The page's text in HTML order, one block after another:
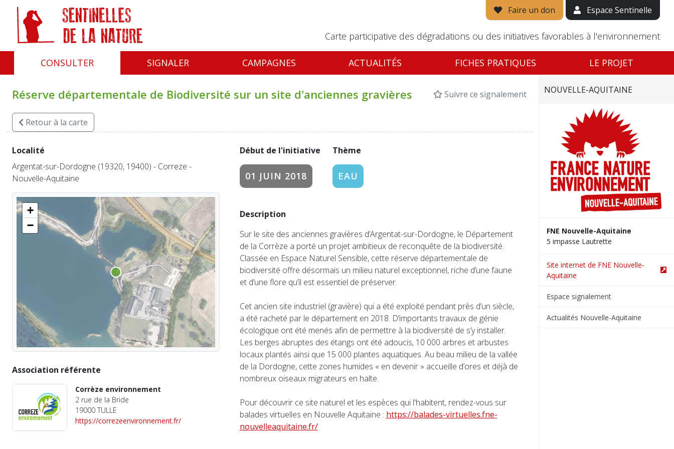
Faire un don Espace Sentinelle
Carte participative des dégradations ou des initiatives favorables à l'environnement
CONSULTER SIGNALER CAMPAGNES ACTUALITÉS FICHES PRATIQUES LE PROJET
Réserve départementale de Biodiversité sur un site d'anciennes gravières Suivre ce signalement
Retourà la carte
Début de l'initiative
01 JUIN 2018
Thème
EAU
Description
Sur le site des anciennes gravières d’Argentat-sur-Dordogne, le Département
de la Corrèze a porté un projet ambitieux de reconquête de la biodiversité.
Classée en Espace Naturel Sensible, cette réserve départementale de
biodiversité offre désormais un milieu naturel exceptionnel, riche d’une faune
et d’une flore qu’il est essentiel de préserver.
Cet ancien site industriel (gravière) qui a été exploité pendant près d’un siècle,
a été racheté par le département en 2018. D’importants travaux de génie
écologique ont été menés afin de permettre à la biodiversité de s’y installer.
Les berges abruptes des étangs ont été adoucis, 10 000 arbres et arbustes
locaux plantés ainsi que 15 000 plantes aquatiques. Au beau milieu de la vallée
de la Dordogne, cette zones humides « en devenir » accueille d’ores et déjà de
nombreux oiseaux migrateurs en halte.
Pour découvrir ce site naturel et les espèces qui l'habitent, rendez-vous sur
balades virtuelles en Nouvelle Aquitaine : https://balades-virtuelles.fne-
nouvelleaquitaine.fr/
Localité
Argentat-sur-Dordogne (19320, 19400) - Correze -
Nouvelle-Aquitaine
+
−
Association référente
Corrèze environnement
2 rue de la Bride
19000 TULLE
https://correzeenvironnement.fr/
NOUVELLE-AQUITAINE
FNE Nouvelle-Aquitaine
5 impasse Lautrette
Site internet de FNE Nouvelle-
Aquitaine
Espace signalement
Actualités Nouvelle-Aquitaine
Panneau de gestion des cookies